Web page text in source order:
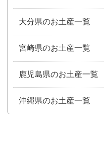
大分県のお土産一覧
宮崎県のお土産一覧
鹿児島県のお土産一覧
沖縄県のお土産一覧